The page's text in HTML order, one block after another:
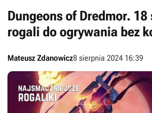
Dungeons of Dredmor. 18
rogali do ogrywania bez
Mateusz Zdanowicz8 sierpnia 2024 16:39